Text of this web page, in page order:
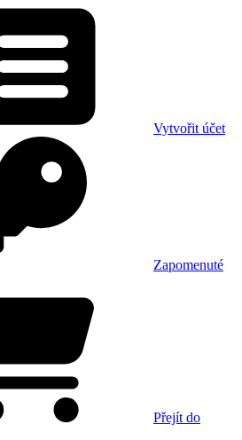
Vytvořit účet
Zapomenuté
Přejít do